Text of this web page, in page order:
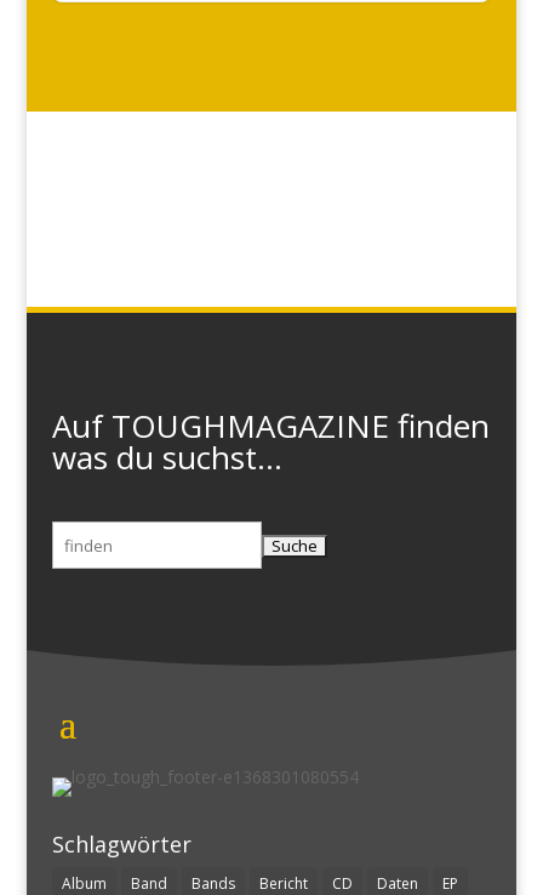
Auf TOUGHMAGAZINE finden
was du suchst...
Suchen
nach:
Schlagwörter
Album Band Bands Bericht CD Daten EP